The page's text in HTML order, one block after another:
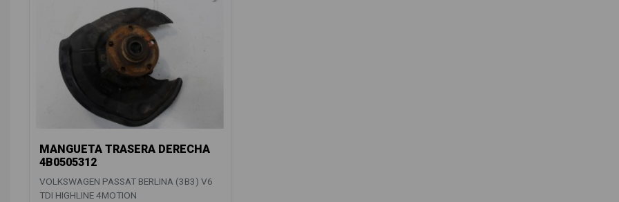
MANGUETA TRASERA DERECHA
4B0505312
VOLKSWAGEN PASSAT BERLINA (3B3) V6
TDI HIGHLINE 4MOTION